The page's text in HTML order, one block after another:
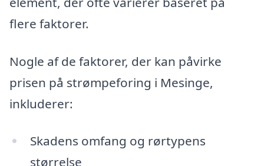
flere faktorer.
Nogle af de faktorer, der kan påvirke
prisen på strømpeforing i Mesinge,
inkluderer:
Skadens omfang og rørtypens
størrelse